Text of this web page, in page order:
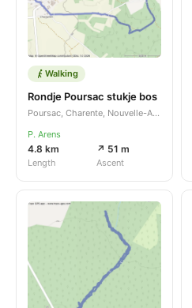
Walking
Rondje Poursac stukje bos
Poursac, Charente, Nouvelle-Aquitaine, FR
P. Arens
4.8 km
Length
↗ 51 m
Ascent